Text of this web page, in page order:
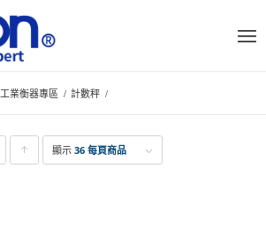
工業衡器專區 / 計數秤 /
點
顯示36 每頁商品